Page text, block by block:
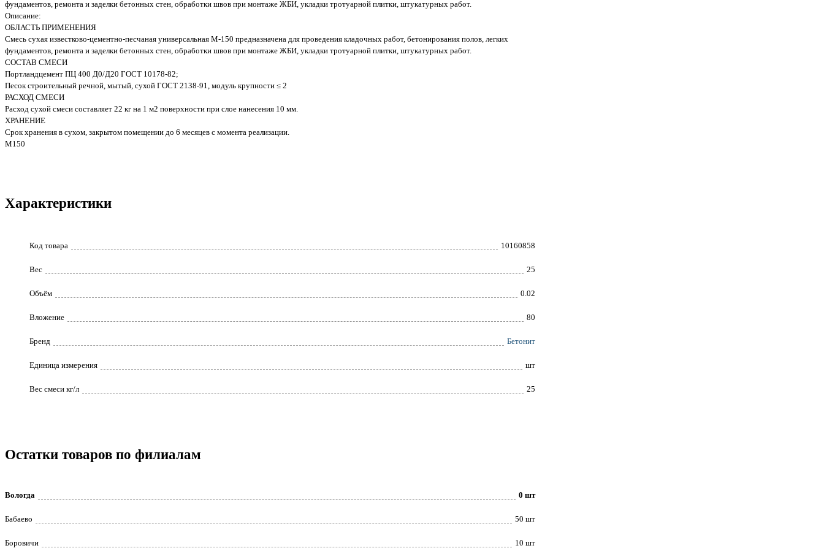
фундаментов, ремонта и заделки бетонных стен, обработки швов при монтаже ЖБИ, укладки тротуарной плитки, штукатурных работ.
Описание:
ОБЛАСТЬ ПРИМЕНЕНИЯ
Смесь сухая известково-цементно-песчаная универсальная М-150 предназначена для проведения кладочных работ, бетонирования полов, легких
фундаментов, ремонта и заделки бетонных стен, обработки швов при монтаже ЖБИ, укладки тротуарной плитки, штукатурных работ.
СОСТАВ СМЕСИ
Портландцемент ПЦ 400 Д0/Д20 ГОСТ 10178-82;
Песок строительный речной, мытый, сухой ГОСТ 2138-91, модуль крупности ≤ 2
РАСХОД СМЕСИ
Расход сухой смеси составляет 22 кг на 1 м2 поверхности при слое нанесения 10 мм.
ХРАНЕНИЕ
Срок хранения в сухом, закрытом помещении до 6 месяцев с момента реализации.
М150
Характеристики
Код товара 10160858
Вес 25
Объём 0.02
Вложение 80
Бренд Бетонит
Единица измерения шт
Вес смеси кг/л 25
Остатки товаров по филиалам
Вологда 0 шт
Бабаево 50 шт
Боровичи 10 шт